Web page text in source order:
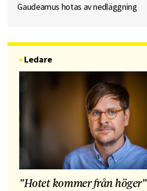
Gaudeamus hotas av nedläggning
Ledare
”Hotet kommer från höger”